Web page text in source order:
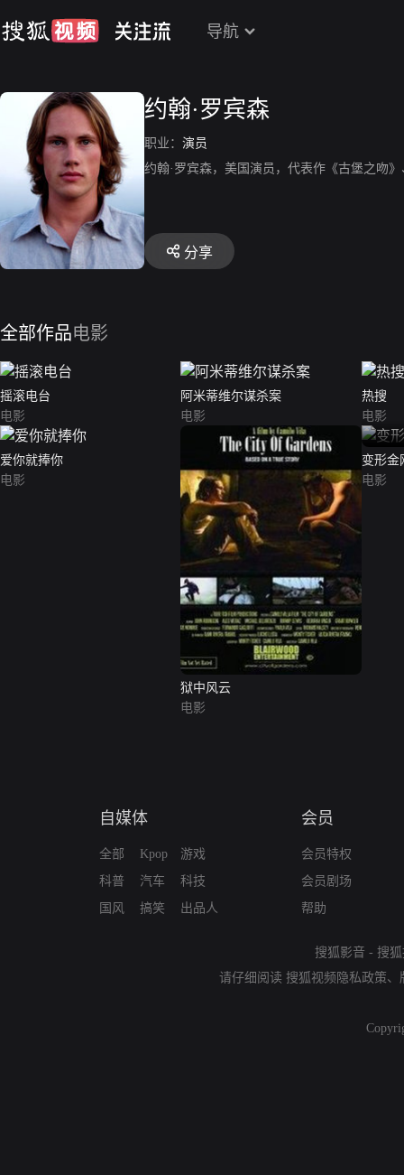
导航
约翰·罗宾森
职业： 演员
约翰·罗宾森，美国演员，代表作《古堡之吻
分享
全部作品电影
摇滚电台
电影
阿米蒂维尔谋杀案
电影
热搜
电影
爱你就捧你
电影
狱中风云
电影
变形金
电影
自媒体
全部
科普
国风
Kpop
汽车
搞笑
游戏
科技
出品人
会员
会员特权
会员剧场
帮助
搜狐影音 - 搜
请仔细阅读 搜狐视频隐私政策、